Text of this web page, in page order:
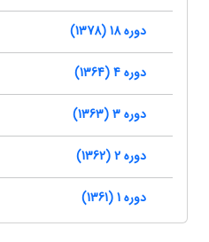
دوره 18 (1378)
دوره 4 (1364)
دوره 3 (1363)
دوره 2 (1362)
دوره 1 (1361)